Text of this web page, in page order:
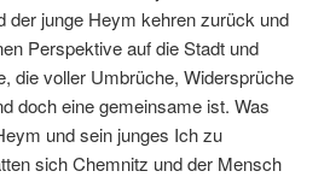
der junge Heym kehren zurück und
Perspektive auf die Stadt und
die voller Umbrüche, Widersprüche
doch eine gemeinsame ist. Was
und sein junges Ich zu
sich Chemnitz und der Mensch